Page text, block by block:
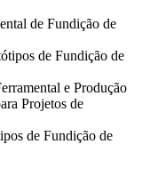
de Fundição de
de Fundição de
e Produção
Projetos de
de Fundição de